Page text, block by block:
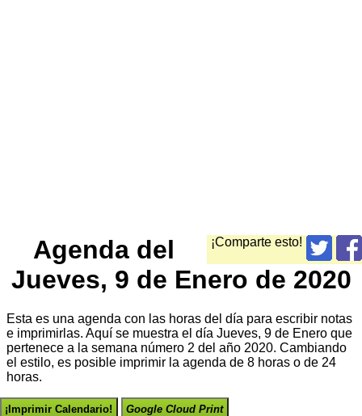
¡Comparte esto!
Agenda del
Jueves, 9 de Enero de 2020
Esta es una agenda con las horas del día para escribir notas
e imprimirlas. Aquí se muestra el día Jueves, 9 de Enero que
pertenece a la semana número 2 del año 2020. Cambiando
el estilo, es posible imprimir la agenda de 8 horas o de 24
horas.
¡Imprimir Calendario! Google Cloud Print